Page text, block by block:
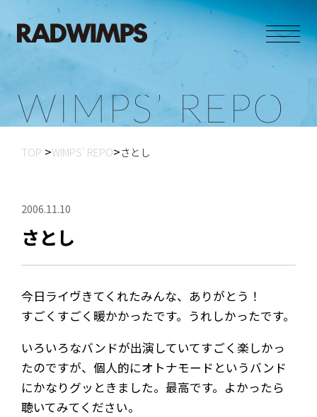
W M PS’ RE PO
TOP WIMPS’ REPO さとし
2006.11.10
さとし
今日ライヴきてくれたみんな、ありがとう！
すごくすごく暖かかったです。うれしかったです。
いろいろなバンドが出演していてすごく楽しかっ
たのですが、個人的にオトナモードというバンド
にかなりグッときました。最高です。よかったら
聴いてみてください。